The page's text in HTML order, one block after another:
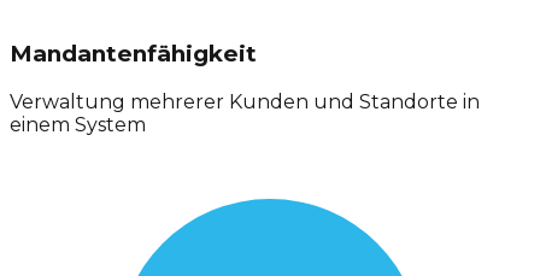
Mandantenfähigkeit
Verwaltung mehrerer Kunden und Standorte in
einem System